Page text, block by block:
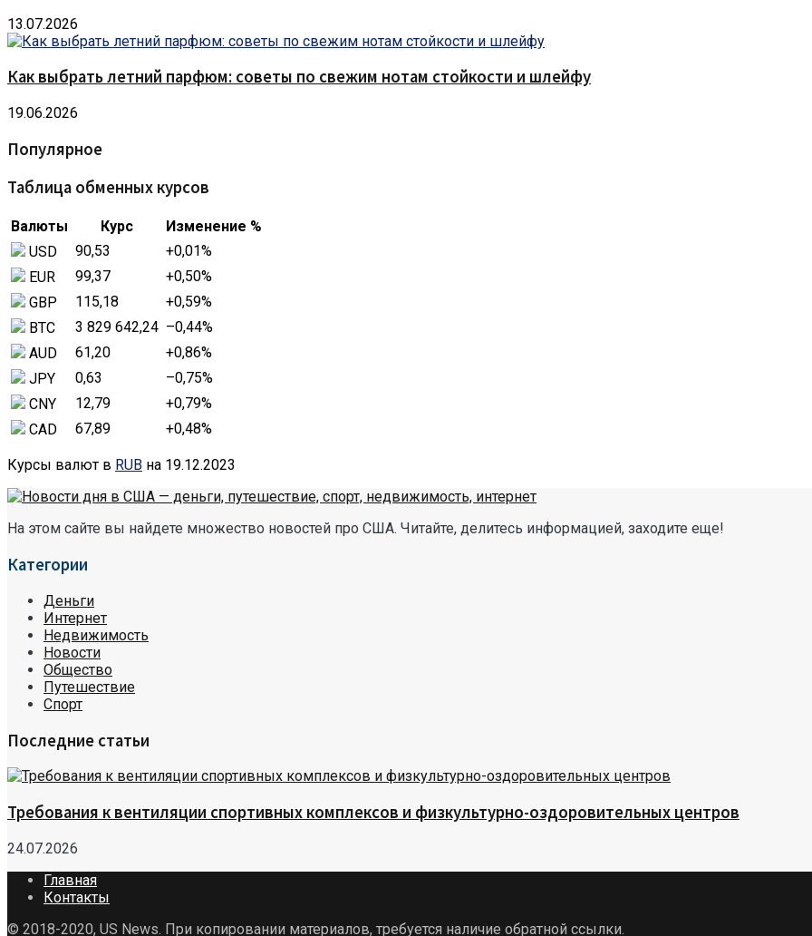
13.07.2026
Как выбрать летний парфюм: советы по свежим нотам стойкости и шлейфу
19.06.2026
Популярное
Таблица обменных курсов
Валюты Курс
Изменение %
USD
90,53 +0,01%
EUR
99,37 +0,50%
GBP
115,18 +0,59%
BTC
3 829 642,24 –0,44%
AUD
61,20 +0,86%
JPY
0,63 –0,75%
CNY
12,79 +0,79%
CAD
67,89 +0,48%
Курсы валют в RUB на 19.12.2023
На этом сайте вы найдете множество новостей про США. Читайте, делитесь информацией, заходите еще!
Категории
Деньги
Интернет
Недвижимость
Новости
Общество
Путешествие
Спорт
Последние статьи
Требования к вентиляции спортивных комплексов и физкультурно-оздоровительных центров
24.07.2026
Главная
Контакты
© 2018-2020, US News. При копировании материалов, требуется наличие обратной ссылки.